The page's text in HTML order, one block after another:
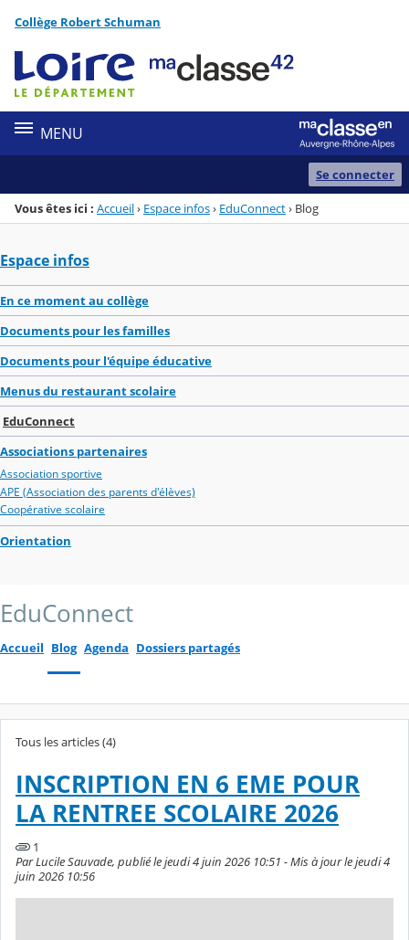
Menu de la rubrique
Contenu
Collège Robert Schuman
MENU
Se connecter
Vous êtes ici : Accueil› Espace infos› EduConnect› Blog
Espace infos
En ce moment au collège
Documents pour les familles
Documents pour l'équipe éducative
Menus du restaurant scolaire
EduConnect
Associations partenaires
Association sportive
APE (Association des parents d'élèves)
Coopérative scolaire
Orientation
EduConnect
Accueil Blog Agenda Dossiers partagés
Tous les articles (4)
INSCRIPTION EN 6 EME POUR
LA RENTREE SCOLAIRE 2026
1
Par Lucile Sauvade, publié le jeudi 4 juin 2026 10:51 - Mis à jour le jeudi 4
juin 2026 10:56